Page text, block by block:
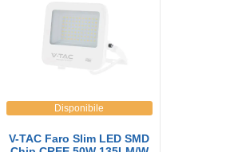
Disponibile
V-TAC Faro Slim LED SMD